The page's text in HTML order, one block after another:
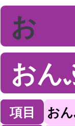
お
おん
項目 おん